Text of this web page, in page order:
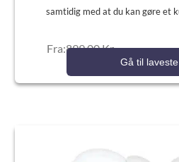
samtidig med at du kan gøre et
Fra:899,00 Kr.
Gå til